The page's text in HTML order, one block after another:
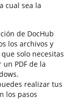
cual sea la
de DocHub
los archivos y
solo necesitas
PDF de la
realizar tus
los pasos